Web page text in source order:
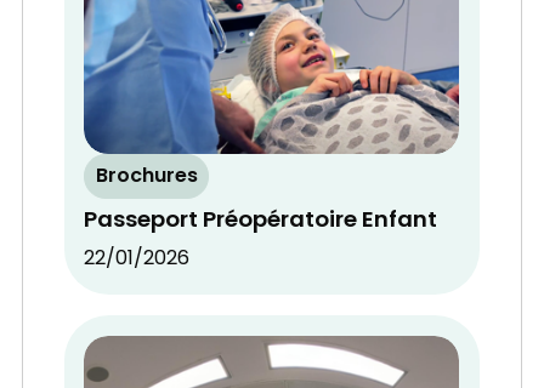
Brochures
Passeport Préopératoire Enfant
22/01/2026